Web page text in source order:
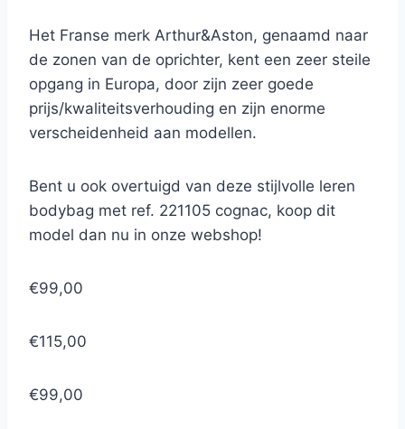
Het Franse merk Arthur&Aston, genaamd naar
de zonen van de oprichter, kent een zeer steile
opgang in Europa, door zijn zeer goede
prijs/kwaliteitsverhouding en zijn enorme
verscheidenheid aan modellen.
Bent u ook overtuigd van deze stijlvolle leren
bodybag met ref. 221105 cognac, koop dit
model dan nu in onze webshop!
€99,00
€115,00
€99,00